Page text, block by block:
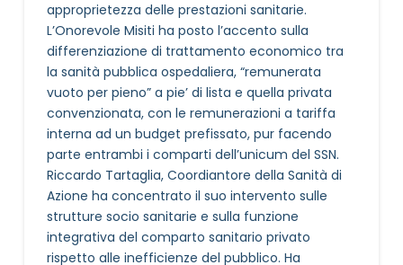
approprietezza delle prestazioni sanitarie.
L’Onorevole Misiti ha posto l’accento sulla
differenziazione di trattamento economico tra
la sanità pubblica ospedaliera, “remunerata
vuoto per pieno” a pie’ di lista e quella privata
convenzionata, con le remunerazioni a tariffa
interna ad un budget prefissato, pur facendo
parte entrambi i comparti dell’unicum del SSN.
Riccardo Tartaglia, Coordiantore della Sanità di
Azione ha concentrato il suo intervento sulle
strutture socio sanitarie e sulla funzione
integrativa del comparto sanitario privato
rispetto alle inefficienze del pubblico. Ha